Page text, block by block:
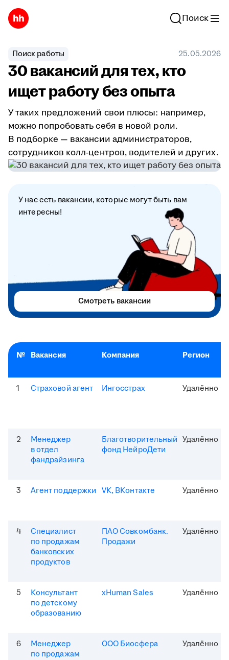
Поиск
Поиск работы 25.05.2026
30 вакансий для тех, кто
ищет работу без опыта
У таких предложений свои плюсы: например,
можно попробовать себя в новой роли.
В подборке — вакансии администраторов,
сотрудников колл-центров, водителей и других.
№ Вакансия Компания Регион
1 Страховой агент Ингосстрах Удалённо
2
Менеджер
в отдел
фандрайзинга
Благотворительный
фонд НейроДети
Удалённо
3 Агент поддержки VK, ВКонтакте Удалённо
4
Специалист
по продажам
банковских
продуктов
ПАО Совкомбанк.
Продажи
Удалённо
5
Консультант
по детскому
образованию
xHuman Sales Удалённо
6
Менеджер
по продажам
ООО Биосфера Удалённо
У нас есть вакансии, которые могут быть вам
интересны!
Смотреть вакансии